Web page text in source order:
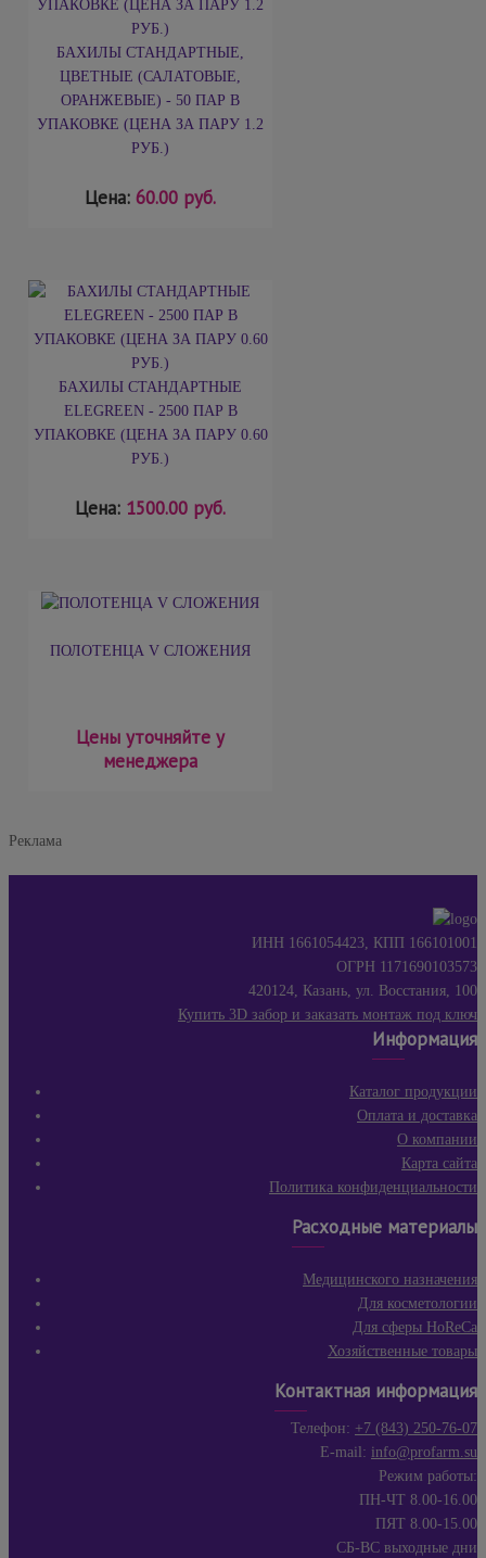
БАХИЛЫ СТАНДАРТНЫЕ,
ЦВЕТНЫЕ (САЛАТОВЫЕ,
ОРАНЖЕВЫЕ) - 50 ПАР В
УПАКОВКЕ (ЦЕНА ЗА ПАРУ 1.2
РУБ.)
Цена: 60.00 руб.
БАХИЛЫ СТАНДАРТНЫЕ
ELEGREEN - 2500 ПАР В
УПАКОВКЕ (ЦЕНА ЗА ПАРУ 0.60
РУБ.)
Цена: 1500.00 руб.
ПОЛОТЕНЦА V СЛОЖЕНИЯ
Цены уточняйте у
менеджера
Реклама
ИНН 1661054423, КПП 166101001
ОГРН 1171690103573
420124, Казань, ул. Восстания, 100
Купить 3D забор и заказать монтаж под ключ
Информация
Каталог продукции
Оплата и доставка
О компании
Карта сайта
Политика конфиденциальности
Расходные материалы
Медицинского назначения
Для косметологии
Для сферы HoReCa
Хозяйственные товары
Контактная информация
Телефон: +7 (843) 250-76-07
E-mail: info@profarm.su
Режим работы:
ПН-ЧТ 8.00-16.00
ПЯТ 8.00-15.00
СБ-ВС выходные дни